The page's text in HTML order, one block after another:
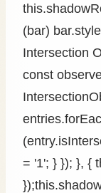
(bar)
Intersection
const
= '1'; } }); }, {